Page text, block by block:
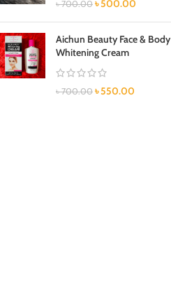
৳700.00 ৳500.00
Aichun Beauty Face & Body
Whitening Cream
৳700.00 ৳550.00